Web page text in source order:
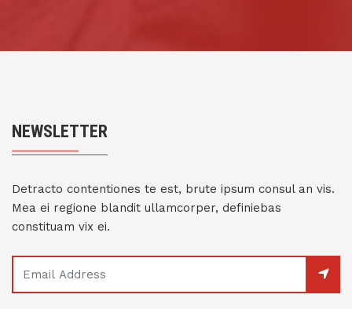
NEWSLETTER
Detracto contentiones te est, brute ipsum consul an vis.
Mea ei regione blandit ullamcorper, definiebas
constituam vix ei.